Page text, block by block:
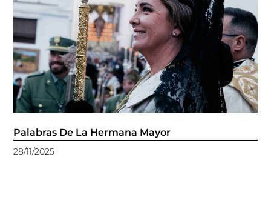
Palabras De La Hermana Mayor
28/11/2025